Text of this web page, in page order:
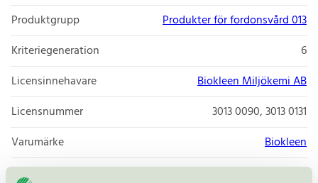
Produktgrupp
Produkter för fordonsvård 013
Kriteriegeneration
6
Licensinnehavare
Biokleen Miljökemi AB
Licensnummer
3013 0090, 3013 0131
Varumärke
Biokleen
Licensnummer
3013 0090